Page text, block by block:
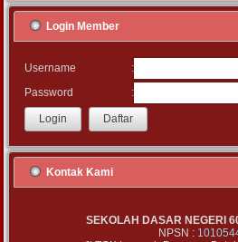
Login Member
Username
:
Password
:
Kontak Kami
SEKOLAH DASAR NEGERI
NPSN :